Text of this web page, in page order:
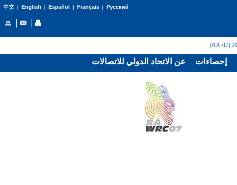
中文| English | Español | Français| Русский
عن الاتحاد الدولي للاتصالات إحصاءات